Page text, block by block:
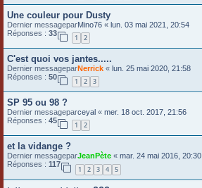
Une couleur pour Dusty
Dernier messageparMino76 « lun. 03 mai 2021, 20:54
Réponses : 33
1 2
C'est quoi vos jantes.....
Dernier messageparNerrick « lun. 25 mai 2020, 21:58
Réponses : 50
1 2 3
SP 95 ou 98 ?
Dernier messageparceyal « mer. 18 oct. 2017, 21:56
Réponses : 45
1 2
et la vidange ?
Dernier messageparJeanPète « mar. 24 mai 2016, 20:30
Réponses : 117
1 2 3 4 5